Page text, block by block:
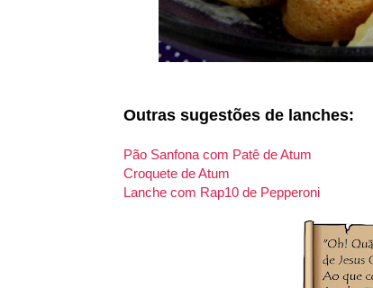
Outras sugestões de lanches:
Pão Sanfona com Patê de Atum
Croquete de Atum
Lanche com Rap10 de Pepperoni